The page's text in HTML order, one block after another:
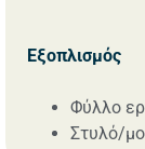
Εξοπλισμός
Φύλλο
Στυλό/